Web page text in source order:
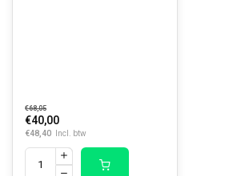
€68,05
€40,00
€48,40 Incl. btw